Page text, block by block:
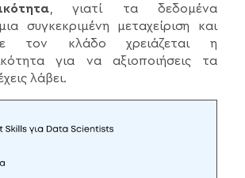
, γιατί τα δεδομένα
συγκεκριμένη μεταχείριση και
τον κλάδο χρειάζεται η
για να αξιοποιήσεις τα
λάβει.